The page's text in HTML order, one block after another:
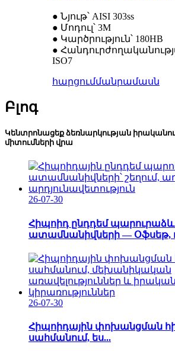
● Նյութ՝ AISI 303ss
● Մոդուլ՝ 3M
● Կարծրություն՝ 180HB
●
ISO7
հարցումմանրամասն
Բլոգ
Կենտրոնացեք ձեռնարկության
միտումների վրա
26-07-30
Հիպոիդ ընդդեմ
ատամնանիվների — Օֆսեթ,
26-07-30
Հիպոիդային փոխանցման
սահմանում, ես...